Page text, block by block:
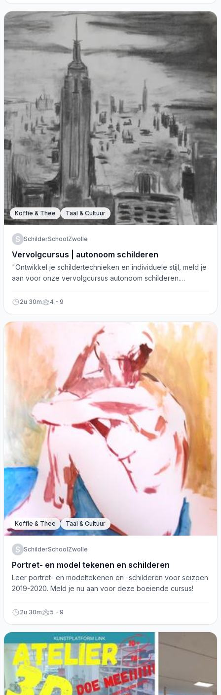
Koffie & Thee Taal & Cultuur
S SchilderSchoolZwolle
Vervolgcursus | autonoom schilderen
"Ontwikkel je schildertechnieken en individuele stijl, meld je
aan voor onze vervolgcursus autonoom schilderen.
2u 30m 4 - 9
Koffie & Thee Taal & Cultuur
S SchilderSchoolZwolle
Portret- en model tekenen en schilderen
Leer portret- en modeltekenen en -schilderen voor seizoen
2019-2020. Meld je nu aan voor deze boeiende cursus!
2u 30m 5 - 9